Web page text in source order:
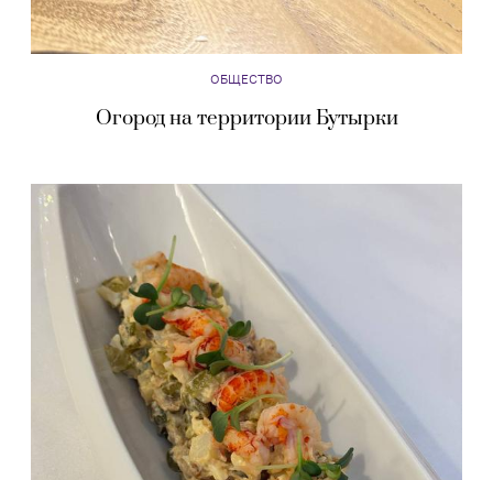
ОБЩЕСТВО
Огород на территории Бутырки